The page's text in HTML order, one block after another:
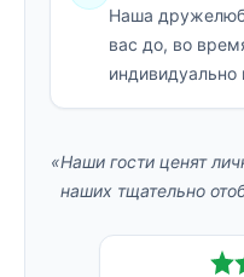
Наша
вас до, во
индивидуально
«Наши гости ценят
наших тщательно